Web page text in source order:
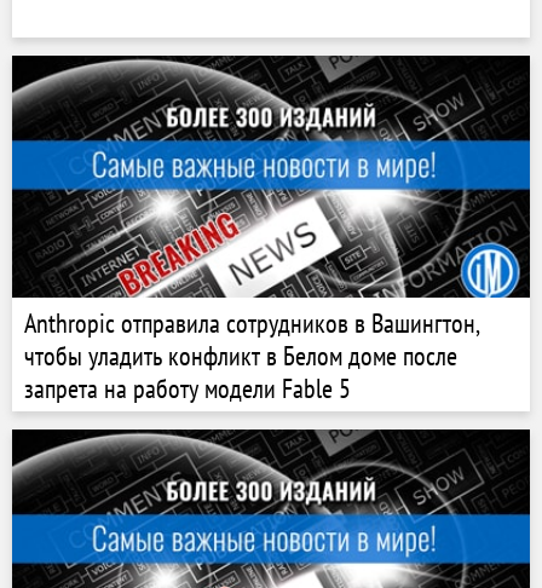
Anthropic отправила сотрудников в Вашингтон,
чтобы уладить конфликт в Белом доме после
запрета на работу модели Fable 5